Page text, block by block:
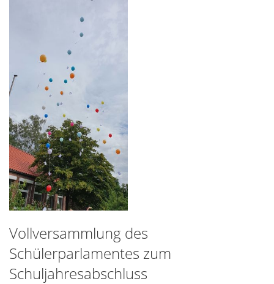
Vollversammlung des
Schülerparlamentes zum
Schuljahresabschluss